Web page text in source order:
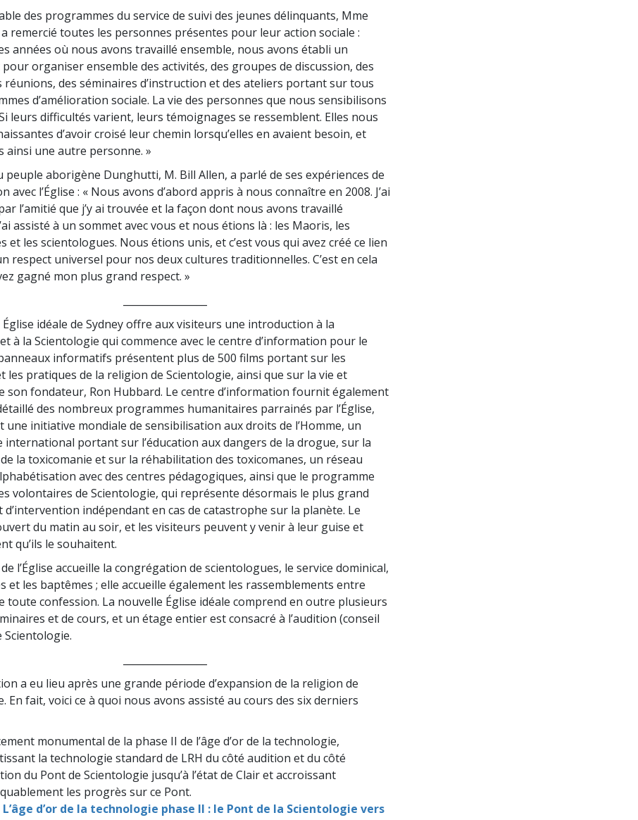
des programmes du service de suivi des jeunes délinquants, Mme
a remercié toutes les personnes présentes pour leur action sociale :
années où nous avons travaillé ensemble, nous avons établi un
organiser ensemble des activités, des groupes de discussion, des
réunions, des séminaires d’instruction et des ateliers portant sur tous
d’amélioration sociale. La vie des personnes que nous sensibilisons
leurs difficultés varient, leurs témoignages se ressemblent. Elles nous
d’avoir croisé leur chemin lorsqu’elles en avaient besoin, et
ainsi une autre personne. »
peuple aborigène Dunghutti, M. Bill Allen, a parlé de ses expériences de
avec l’Église : « Nous avons d’abord appris à nous connaître en 2008. J’ai
l’amitié que j’y ai trouvée et la façon dont nous avons travaillé
assisté à un sommet avec vous et nous étions là : les Maoris, les
et les scientologues. Nous étions unis, et c’est vous qui avez créé ce lien
respect universel pour nos deux cultures traditionnelles. C’est en cela
gagné mon plus grand respect. »
idéale de Sydney offre aux visiteurs une introduction à la
à la Scientologie qui commence avec le centre d’information pour le
informatifs présentent plus de 500 films portant sur les
les pratiques de la religion de Scientologie, ainsi que sur la vie et
son fondateur, Ron Hubbard. Le centre d’information fournit également
des nombreux programmes humanitaires parrainés par l’Église,
une initiative mondiale de sensibilisation aux droits de l’Homme, un
international portant sur l’éducation aux dangers de la drogue, sur la
la toxicomanie et sur la réhabilitation des toxicomanes, un réseau
avec des centres pédagogiques, ainsi que le programme
volontaires de Scientologie, qui représente désormais le plus grand
d’intervention indépendant en cas de catastrophe sur la planète. Le
du matin au soir, et les visiteurs peuvent y venir à leur guise et
qu’ils le souhaitent.
l’Église accueille la congrégation de scientologues, le service dominical,
et les baptêmes ; elle accueille également les rassemblements entre
toute confession. La nouvelle Église idéale comprend en outre plusieurs
et de cours, et un étage entier est consacré à l’audition (conseil
a eu lieu après une grande période d’expansion de la religion de
En fait, voici ce à quoi nous avons assisté au cours des six derniers
monumental de la phase II de l’âge d’or de la technologie,
la technologie standard de LRH du côté audition et du côté
du Pont de Scientologie jusqu’à l’état de Clair et accroissant
les progrès sur ce Pont.
L’âge d’or de la technologie phase II : le Pont de la Scientologie vers